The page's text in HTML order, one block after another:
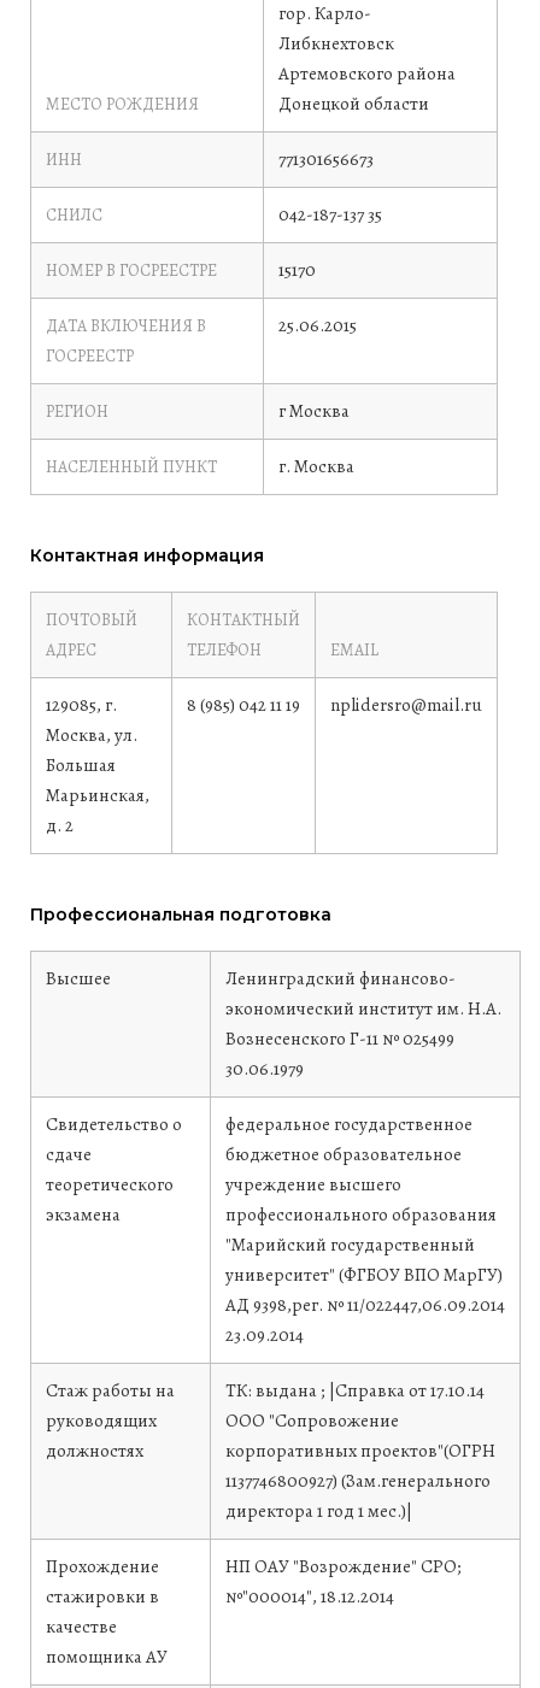
МЕСТО РОЖДЕНИЯ
гор. Карло-
Либкнехтовск
Артемовского района
Донецкой области
ИНН 771301656673
СНИЛС 042-187-137 35
НОМЕР В ГОСРЕЕСТРЕ 15170
ДАТА ВКЛЮЧЕНИЯ В
ГОСРЕЕСТР
25.06.2015
РЕГИОН г Москва
НАСЕЛЕННЫЙ ПУНКТ г. Москва
Контактная информация
ПОЧТОВЫЙ
АДРЕС
КОНТАКТНЫЙ
ТЕЛЕФОН
EMAIL
129085, г.
Москва, ул.
Большая
Марьинская,
д. 2
8 (985) 042 11 19 nplidersro@mail.ru
Профессиональная подготовка
Высшее
Ленинградский финансово-
экономический институт им. Н.А.
Вознесенского Г-11 № 025499
30.06.1979
Свидетельство о
сдаче
теоретического
экзамена
федеральное государственное
бюджетное образовательное
учреждение высшего
профессионального образования
"Марийский государственный
университет" (ФГБОУ ВПО МарГУ)
АД 9398,рег. № 11/022447,06.09.2014
23.09.2014
Стаж работы на
руководящих
должностях
ТК: выдана ; |Справка от 17.10.14
ООО "Сопровожение
корпоративных проектов"(ОГРН
1137746800927) (Зам.генерального
директора 1 год 1 мес.)|
Прохождение
стажировки в
качестве
помощника АУ
НП ОАУ "Возрождение" СРО;
№"000014", 18.12.2014